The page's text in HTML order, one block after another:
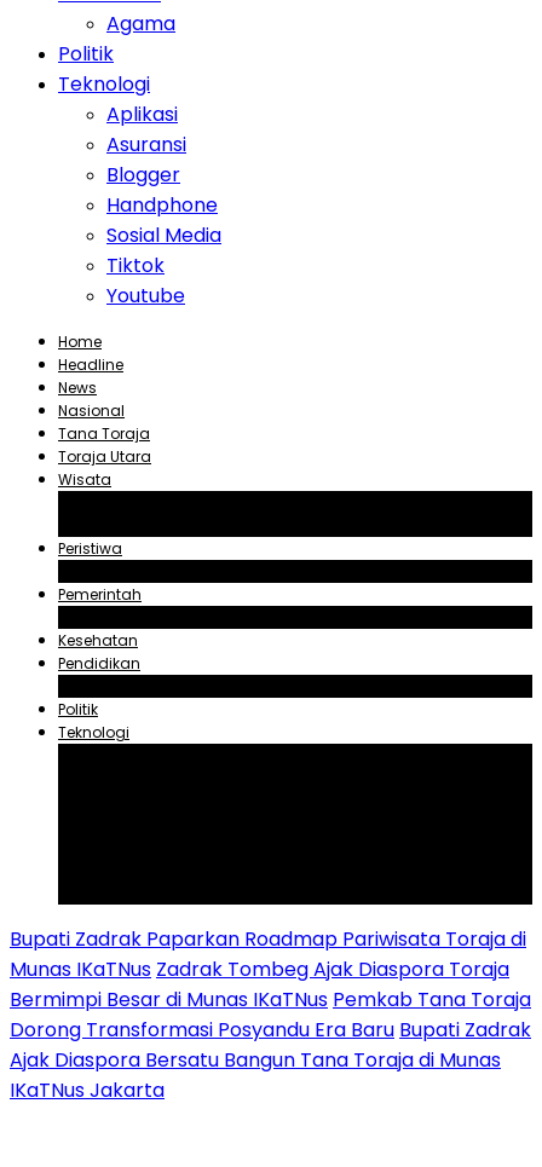
Agama
Politik
Teknologi
Aplikasi
Asuransi
Blogger
Handphone
Sosial Media
Tiktok
Youtube
Home
Headline
News
Nasional
Tana Toraja
Toraja Utara
Wisata
Peristiwa
Pemerintah
Kesehatan
Pendidikan
Politik
Teknologi
Bupati Zadrak Paparkan Roadmap Pariwisata Toraja di
Munas IKaTNus Zadrak Tombeg Ajak Diaspora Toraja
Bermimpi Besar di Munas IKaTNus Pemkab Tana Toraja
Dorong Transformasi Posyandu Era Baru Bupati Zadrak
Ajak Diaspora Bersatu Bangun Tana Toraja di Munas
IKaTNus Jakarta